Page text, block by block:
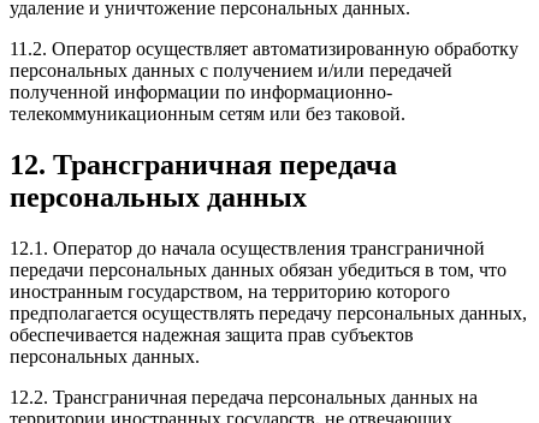
удаление и уничтожение персональных данных.
11.2. Оператор осуществляет автоматизированную обработку
персональных данных с получением и/или передачей
полученной информации по информационно-
телекоммуникационным сетям или без таковой.
12. Трансграничная передача
персональных данных
12.1. Оператор до начала осуществления трансграничной
передачи персональных данных обязан убедиться в том, что
иностранным государством, на территорию которого
предполагается осуществлять передачу персональных данных,
обеспечивается надежная защита прав субъектов
персональных данных.
12.2. Трансграничная передача персональных данных на
территории иностранных государств, не отвечающих